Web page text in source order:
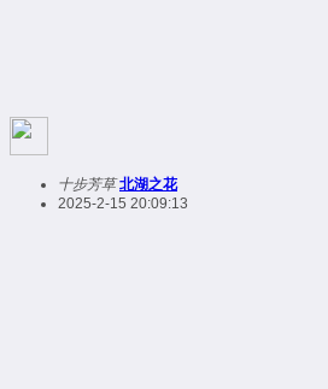
十步芳草 北湖之花
2025-2-15 20:09:13